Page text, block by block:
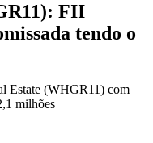
FII
tendo o
Estate (WHGR11) com
milhões